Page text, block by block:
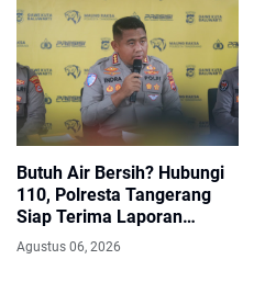
Butuh Air Bersih? Hubungi
110, Polresta Tangerang
Siap Terima Laporan
Kekeringan dan Kebakaran
Lahan
Agustus 06, 2026